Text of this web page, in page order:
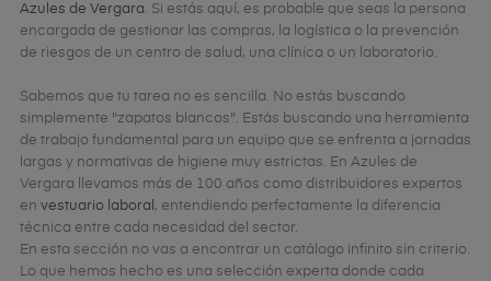
Azules de Vergara. Si estás aquí, es probable que seas la persona
encargada de gestionar las compras, la logística o la prevención
de riesgos de un centro de salud, una clínica o un laboratorio.
Sabemos que tu tarea no es sencilla. No estás buscando
simplemente "zapatos blancos". Estás buscando una herramienta
de trabajo fundamental para un equipo que se enfrenta a jornadas
largas y normativas de higiene muy estrictas. En Azules de
Vergara llevamos más de 100 años como distribuidores expertos
en vestuario laboral , entendiendo perfectamente la diferencia
técnica entre cada necesidad del sector.
En esta sección no vas a encontrar un catálogo infinito sin criterio.
Lo que hemos hecho es una selección experta donde cada